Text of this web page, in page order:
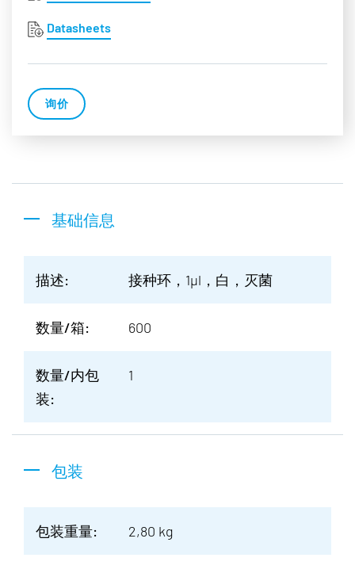
Datasheets
询价
基础信息
描述: 接种环，1µl，白，灭菌
数量/箱: 600
数量/内包
装:
1
包装
包装重量: 2,80 kg